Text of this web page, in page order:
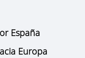
España
Europa